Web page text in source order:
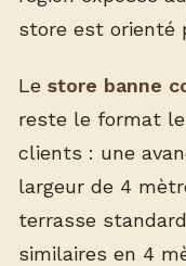
store est orienté
Le store banne
reste le format
clients : une
largeur de 4
terrasse
similaires en 4